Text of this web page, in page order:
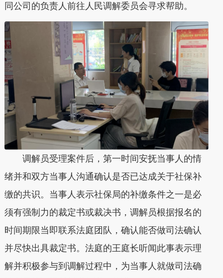
同公司的负责人前往人民调解委员会寻求帮助。
调解员受理案件后，第一时间安抚当事人的情
绪并和双方当事人沟通确认是否已达成关于社保补
缴的共识。当事人表示社保局的补缴条件之一是必
须有强制力的裁定书或裁决书，调解员根据报名的
时间期限当即联系法庭团队，确认能否做司法确认
并尽快出具裁定书。法庭的王庭长听闻此事表示理
解并积极参与到调解过程中，为当事人就做司法确